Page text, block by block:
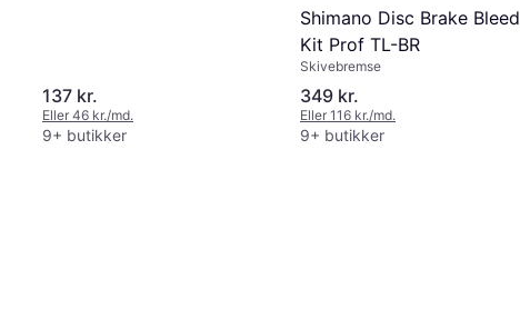
137 kr.
Eller 46 kr./md.
9+ butikker
Shimano Disc Brake Bleed
Kit Prof TL-BR
Skivebremse
349 kr.
Eller 116 kr./md.
9+ butikker